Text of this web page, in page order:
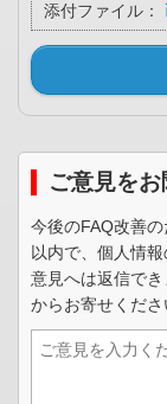
添付ファイル：
ご意見を
今後のFAQ改善
以内で、個人情
意見へは返信で
からお寄せくださ